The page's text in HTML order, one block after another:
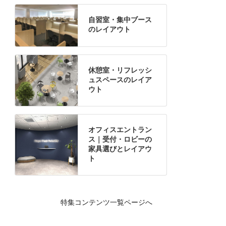
自習室・集中ブース
のレイアウト
休憩室・リフレッシ
ュスペースのレイア
ウト
オフィスエントラン
ス｜受付・ロビーの
家具選びとレイアウ
ト
特集コンテンツ一覧ページへ